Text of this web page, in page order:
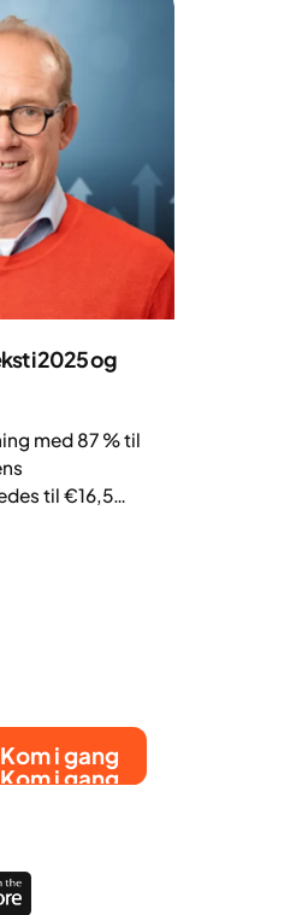
i 2025 og
med 87 % til
til €16,5
Kom i gang
Kom i gang